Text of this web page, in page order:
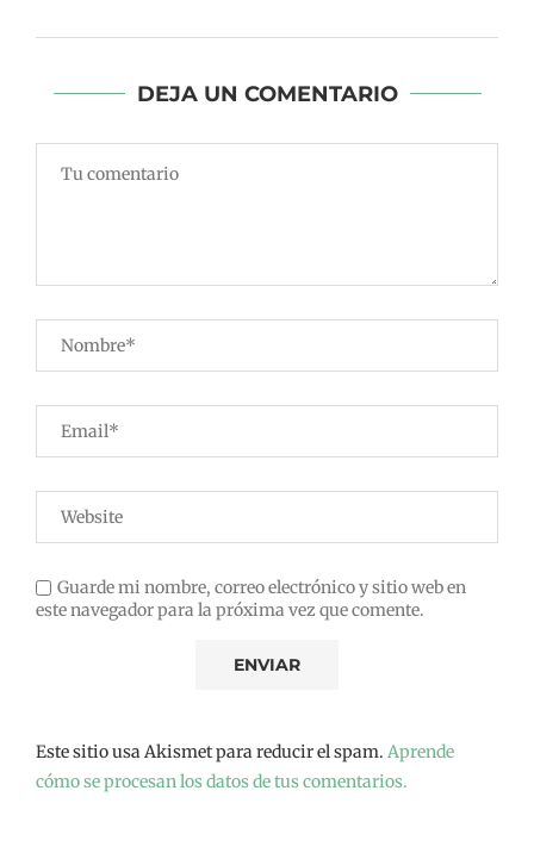
DEJA UN COMENTARIO
Guarde mi nombre, correo electrónico y sitio web en
este navegador para la próxima vez que comente.
Este sitio usa Akismet para reducir el spam. Aprende
cómo se procesan los datos de tus comentarios.